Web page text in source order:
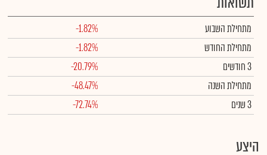
מתחילת השבוע
-1.82%
מתחילת החודש
-1.82%
3 חודשים
-20.79%
מתחילת השנה
-48.47%
3 שנים
-72.74%
היצע